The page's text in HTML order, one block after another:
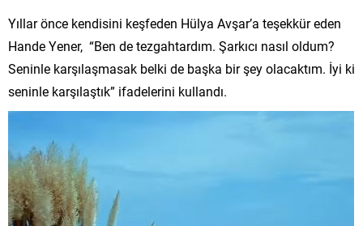
Yıllar önce kendisini keşfeden Hülya Avşar’a teşekkür eden
Hande Yener, “Ben de tezgahtardım. Şarkıcı nasıl oldum?
Seninle karşılaşmasak belki de başka bir şey olacaktım. İyi ki
seninle karşılaştık” ifadelerini kullandı.